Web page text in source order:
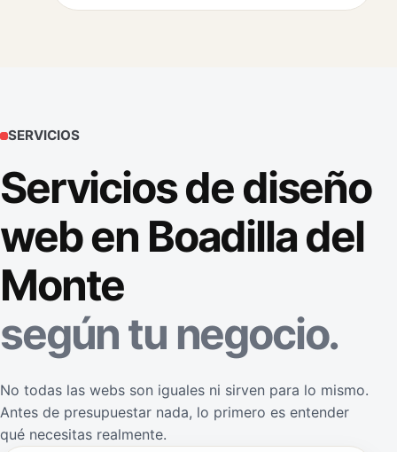
SERVICIOS
Servicios de diseño
web en Boadilla del
Monte
según tu negocio.
No todas las webs son iguales ni sirven para lo mismo.
Antes de presupuestar nada, lo primero es entender
qué necesitas realmente.